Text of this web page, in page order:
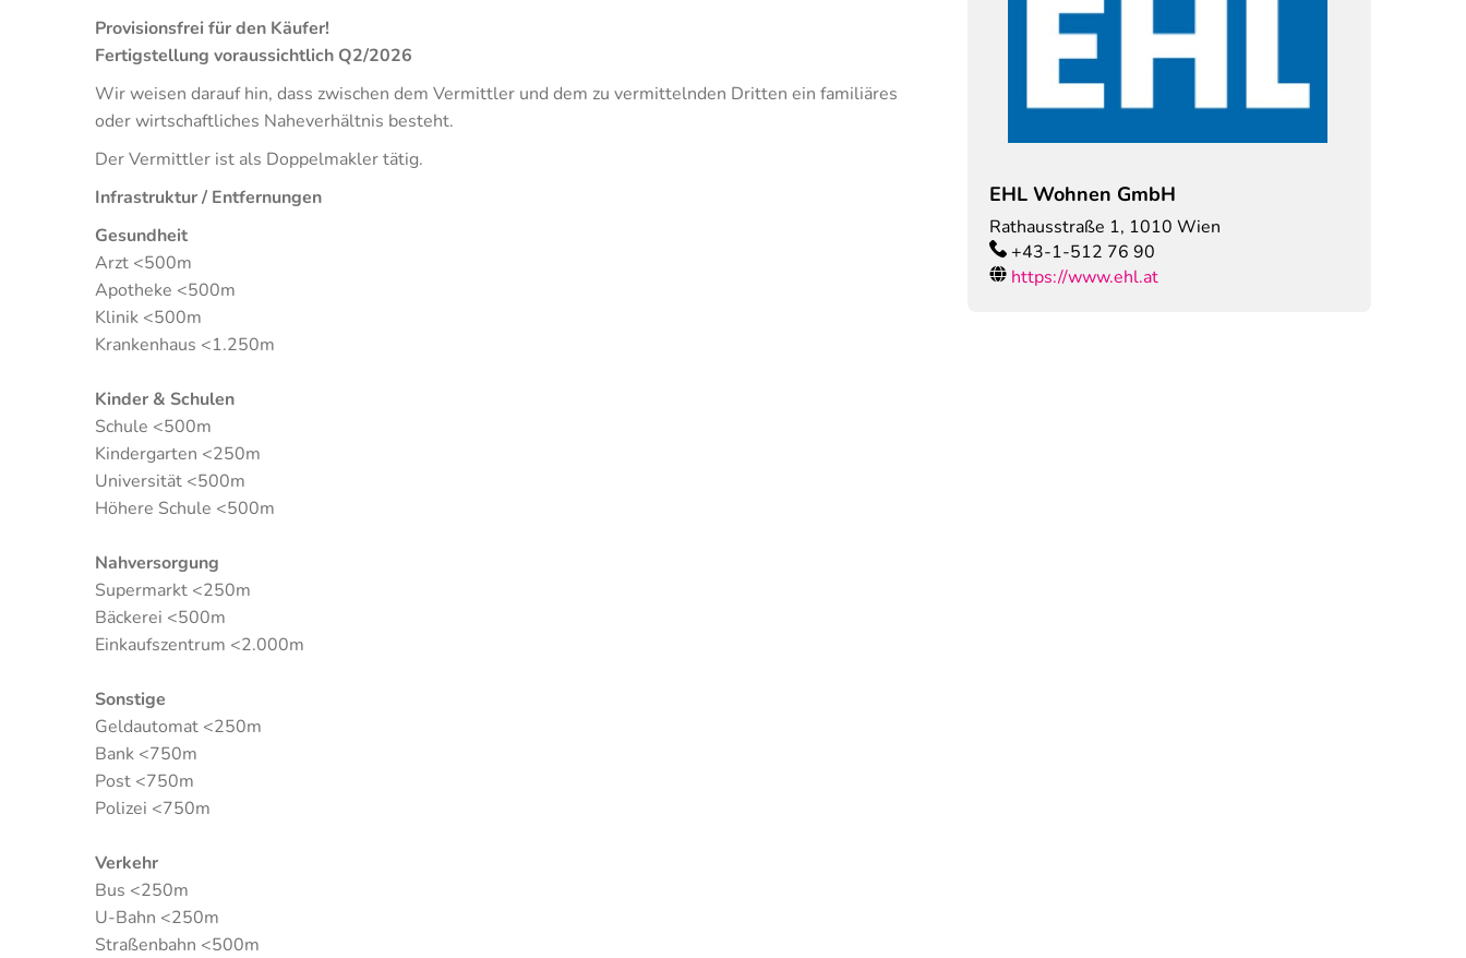
Provisionsfrei für den Käufer!
Fertigstellung voraussichtlich Q2/2026
Wir weisen darauf hin, dass zwischen dem Vermittler und dem zu vermittelnden Dritten ein familiäres
oder wirtschaftliches Naheverhältnis besteht.
Der Vermittler ist als Doppelmakler tätig.
Infrastruktur / Entfernungen
Gesundheit
Arzt <500m
Apotheke <500m
Klinik <500m
Krankenhaus <1.250m
Kinder & Schulen
Schule <500m
Kindergarten <250m
Universität <500m
Höhere Schule <500m
Nahversorgung
Supermarkt <250m
Bäckerei <500m
Einkaufszentrum <2.000m
Sonstige
Geldautomat <250m
Bank <750m
Post <750m
Polizei <750m
Verkehr
Bus <250m
U-Bahn <250m
Straßenbahn <500m
EHL Wohnen GmbH
Rathausstraße 1, 1010 Wien
+43-1-512 76 90
https://www.ehl.at